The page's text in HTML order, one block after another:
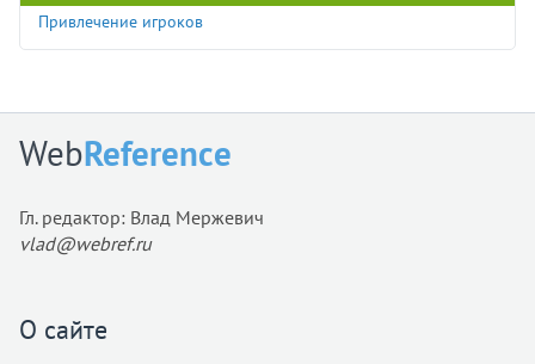
Привлечение игроков
WebReference
Гл. редактор: Влад Мержевич
vlad@webref.ru
О сайте